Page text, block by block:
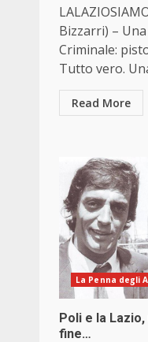
Bizzarri) –
Criminale:
Tutto vero.
Read More
La Penna degli
Poli e la
fine…